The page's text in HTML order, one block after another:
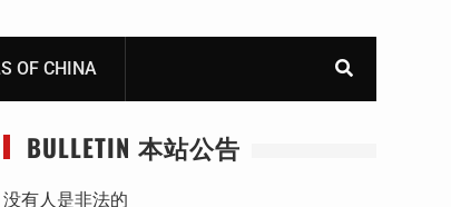
OF CHINA
BULLETIN 本站公告
没有人是非法的